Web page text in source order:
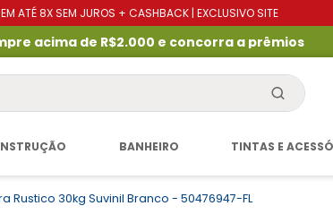
EM ATÉ 8X SEM JUROS + CASHBACK | EXCLUSIVO SITE
acima de R$2.000 e concorra a prêmios
BANHEIRO TINTAS E
Rustico 30kg Suvinil Branco - 50476947-FL